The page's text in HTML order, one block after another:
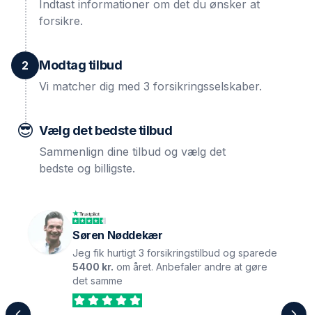
Indtast informationer om det du ønsker at
forsikre.
2 Modtag tilbud
Vi matcher dig med 3 forsikringsselskaber.
😎 Vælg det bedste tilbud
Sammenlign dine tilbud og vælg det
bedste og billigste.
Søren Nøddekær
Jeg fik hurtigt 3 forsikringstilbud og sparede
5400 kr. om året. Anbefaler andre at gøre
det samme